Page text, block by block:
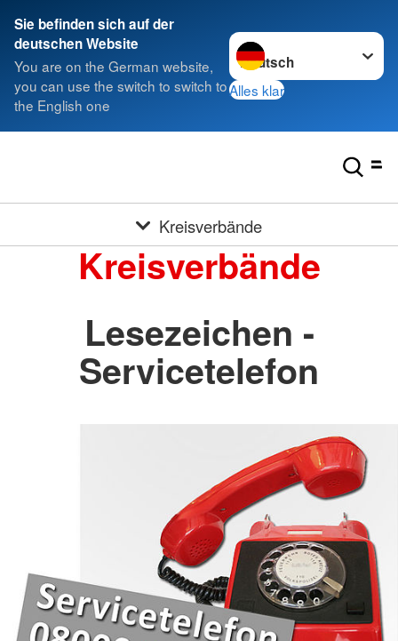
Sie befinden sich auf der
deutschen Website
You are on the German website,
you can use the switch to switch to
the English one
Sprache wechseln zu
Alles klar
Kreisverbände
Kreisverbände
Lesezeichen -
Servicetelefon